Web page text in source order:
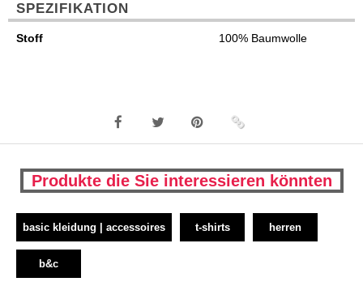
SPEZIFIKATION
Stoff 100% Baumwolle
Produkte die Sie interessieren könnten
basic kleidung | accessoires t-shirts herren
b&c